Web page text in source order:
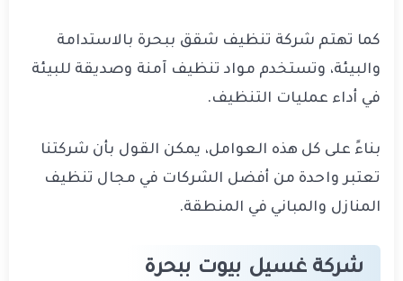
كما تهتم شركة تنظيف شقق ببحرة بالاستدامة
والبيئة، وتستخدم مواد تنظيف آمنة وصديقة للبيئة
في أداء عمليات التنظيف.
بناءً على كل هذه العوامل، يمكن القول بأن شركتنا
تعتبر واحدة من أفضل الشركات في مجال تنظيف
المنازل والمباني في المنطقة.
شركة غسيل بيوت ببحرة